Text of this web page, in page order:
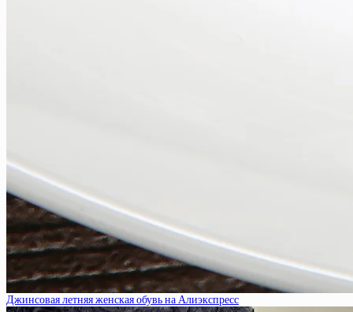
Джинсовая летняя женская обувь на Алиэкспресс